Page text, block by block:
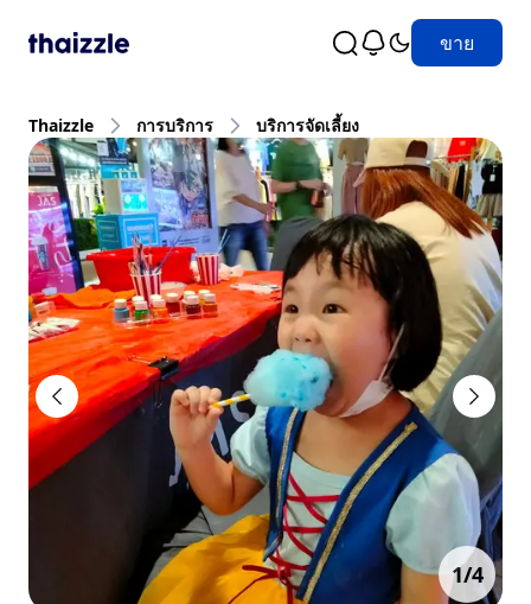
ขาย
Thaizzle การบริการ บริการจัดเลี้ยง
1/4